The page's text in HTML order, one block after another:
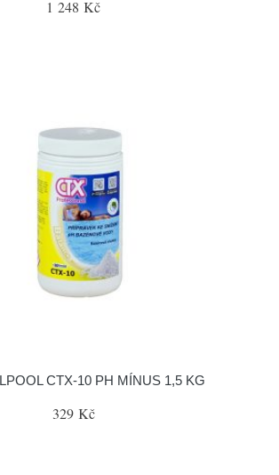
1 248 Kč
CTX-10 PH MÍNUS 1,5 KG
329 Kč